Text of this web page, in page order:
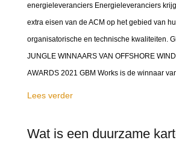
energieleveranciers Energieleveranciers
extra eisen van de ACM op het gebied van
organisatorische en technische kwaliteiten.
JUNGLE WINNAARS VAN OFFSHORE
AWARDS 2021 GBM Works is de winnaar
Lees verder
Wat is een duurzame